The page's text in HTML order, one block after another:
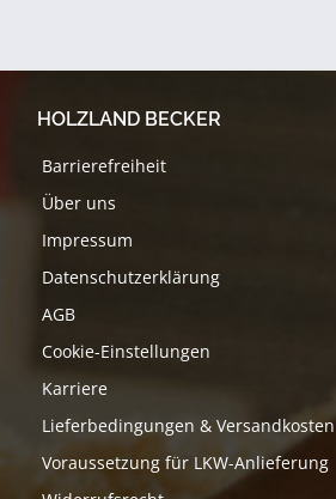
HOLZLAND BECKER
Barrierefreiheit
Über uns
Impressum
Datenschutzerklärung
AGB
Cookie-Einstellungen
Karriere
Lieferbedingungen & Versandkosten
Voraussetzung für LKW-Anlieferung